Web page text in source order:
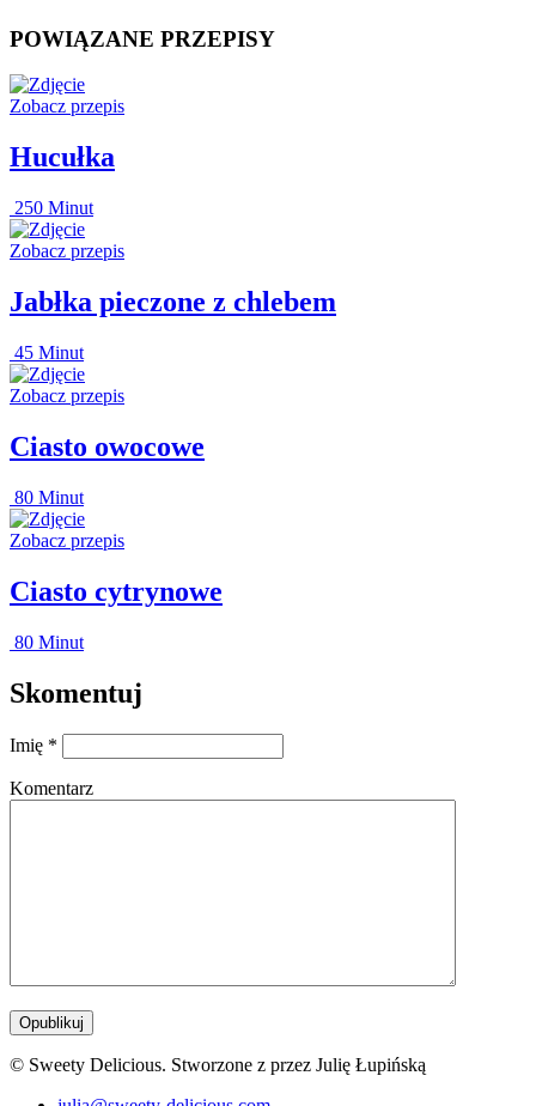
POWIĄZANE PRZEPISY
Zobacz przepis
Hucułka
250 Minut
Zobacz przepis
Jabłka pieczone z chlebem
45 Minut
Zobacz przepis
Ciasto owocowe
80 Minut
Zobacz przepis
Ciasto cytrynowe
80 Minut
Skomentuj
Imię *
Komentarz
© Sweety Delicious. Stworzone z przez Julię Łupińską